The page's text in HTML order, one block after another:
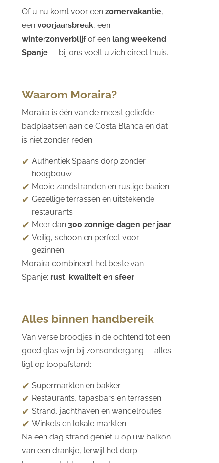
Of u nu komt voor een zomervakantie,
een voorjaarsbreak, een
winterzonverblijfof een lang weekend
Spanje— bij ons voelt u zich direct thuis.
Waarom Moraira?
Moraira is één van de meest geliefde
badplaatsen aan de Costa Blanca en dat
is niet zonder reden:
Authentiek Spaans dorp zonder
hoogbouw
Mooie zandstranden en rustige baaien
Gezellige terrassen en uitstekende
restaurants
Meer dan 300 zonnige dagen per jaar
Veilig, schoon en perfect voor
gezinnen
Moraira combineert het beste van
Spanje: rust, kwaliteit en sfeer.
Alles binnen handbereik
Van verse broodjes in de ochtend tot een
goed glas wijn bij zonsondergang — alles
ligt op loopafstand:
Supermarkten en bakker
Restaurants, tapasbars en terrassen
Strand, jachthaven en wandelroutes
Winkels en lokale markten
Na een dag strand geniet u op uw balkon
van een drankje, terwijl het dorp